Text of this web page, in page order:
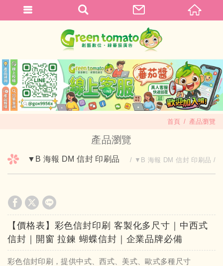
產品瀏覽
首頁 產品瀏覽
▼B 海報 DM 信封 印刷品 ▼B 海報 DM 信封 印刷品
【價格表】彩色信封印刷 客製化多尺寸｜中西式
信封｜開窗 拉鍊 蝴蝶信封｜企業品牌必備
彩色信封印刷，提供中式、西式、美式、歐式多種尺寸